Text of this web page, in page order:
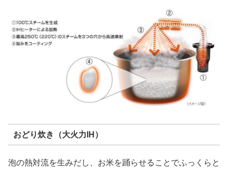
おどり炊き（大火力IH）
泡の熱対流を生みだし、お米を踊らせることでふっくらと